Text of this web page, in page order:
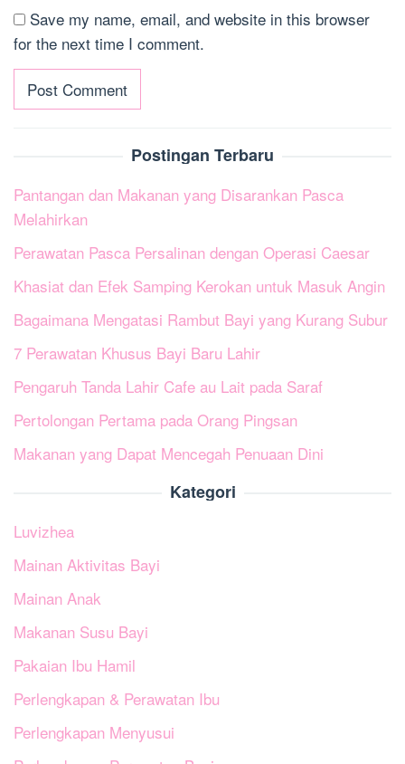
Save my name, email, and website in this browser
for the next time I comment.
Postingan Terbaru
Pantangan dan Makanan yang Disarankan Pasca
Melahirkan
Perawatan Pasca Persalinan dengan Operasi Caesar
Khasiat dan Efek Samping Kerokan untuk Masuk Angin
Bagaimana Mengatasi Rambut Bayi yang Kurang Subur
7 Perawatan Khusus Bayi Baru Lahir
Pengaruh Tanda Lahir Cafe au Lait pada Saraf
Pertolongan Pertama pada Orang Pingsan
Makanan yang Dapat Mencegah Penuaan Dini
Kategori
Luvizhea
Mainan Aktivitas Bayi
Mainan Anak
Makanan Susu Bayi
Pakaian Ibu Hamil
Perlengkapan & Perawatan Ibu
Perlengkapan Menyusui